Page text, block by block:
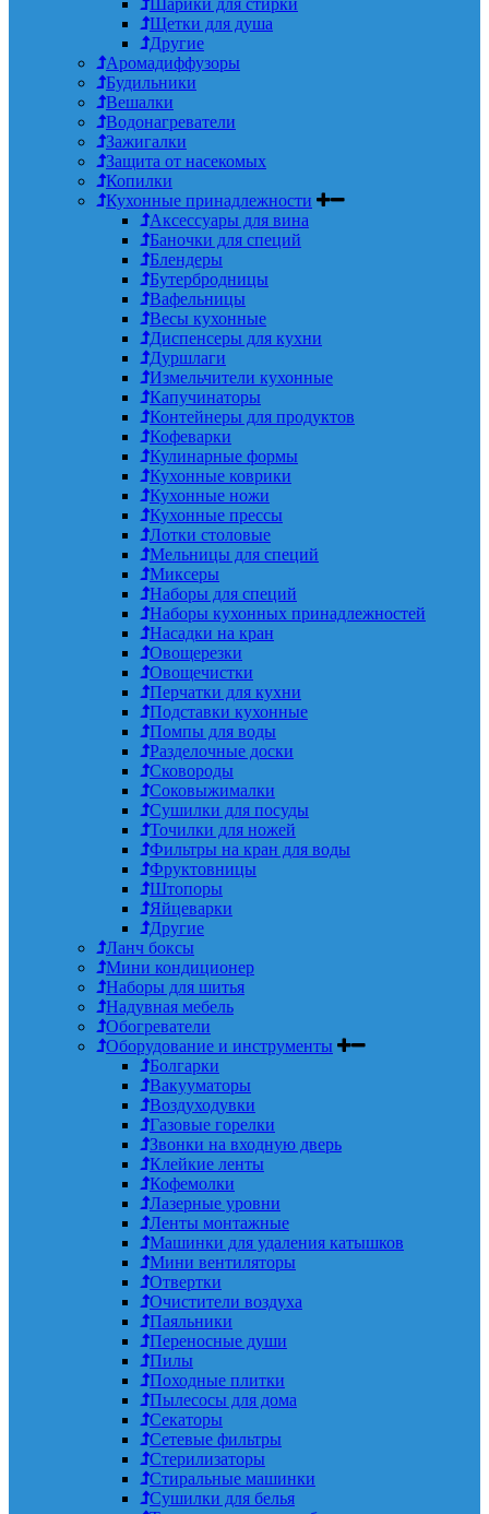
Щетки для душа
Другие
Аромадиффузоры
Будильники
Вешалки
Водонагреватели
Зажигалки
Защита от насекомых
Копилки
Кухонные принадлежности
Аксессуары для вина
Баночки для специй
Блендеры
Бутербродницы
Вафельницы
Весы кухонные
Диспенсеры для кухни
Дуршлаги
Измельчители кухонные
Капучинаторы
Контейнеры для продуктов
Кофеварки
Кулинарные формы
Кухонные коврики
Кухонные ножи
Кухонные прессы
Лотки столовые
Мельницы для специй
Миксеры
Наборы для специй
Наборы кухонных принадлежностей
Насадки на кран
Овощерезки
Овощечистки
Перчатки для кухни
Подставки кухонные
Помпы для воды
Разделочные доски
Сковороды
Соковыжималки
Сушилки для посуды
Точилки для ножей
Фильтры на кран для воды
Фруктовницы
Штопоры
Яйцеварки
Другие
Ланч боксы
Мини кондиционер
Наборы для шитья
Надувная мебель
Обогреватели
Оборудование и инструменты
Болгарки
Вакууматоры
Воздуходувки
Газовые горелки
Звонки на входную дверь
Клейкие ленты
Кофемолки
Лазерные уровни
Ленты монтажные
Машинки для удаления катышков
Мини вентиляторы
Отвертки
Очистители воздуха
Паяльники
Переносные души
Пилы
Походные плитки
Пылесосы для дома
Секаторы
Сетевые фильтры
Стерилизаторы
Стиральные машинки
Сушилки для белья